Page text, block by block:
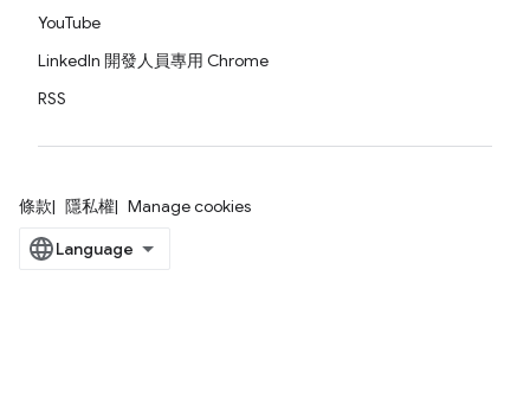
YouTube
LinkedIn 開發人員專用 Chrome
RSS
條款 隱私權 Manage cookies